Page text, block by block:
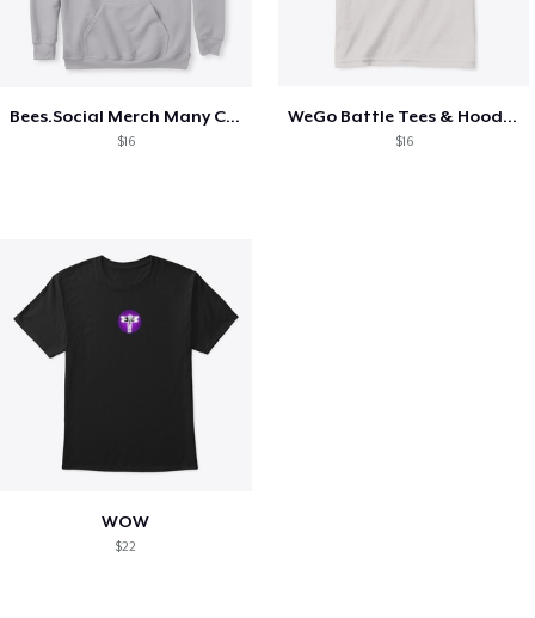
Bees.Social Merch Many Colors/Sizes
$16
WeGo Battle Tees & Hoodies
$16
WOW
$22